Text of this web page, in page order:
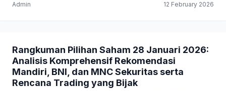
Admin 12 February 2026
Rangkuman Pilihan Saham 28 Januari 2026:
Analisis Komprehensif Rekomendasi
Mandiri, BNI, dan MNC Sekuritas serta
Rencana Trading yang Bijak